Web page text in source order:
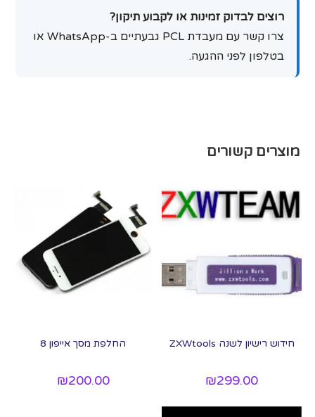
רוצים לבדוק זמינות או לקבוע תיקון?
צרו קשר עם מעבדת PCL גבעתיים ב-WhatsApp או
בטלפון לפני ההגעה.
מוצרים קשורים
חידוש רישיון לשנה ZXWtools
₪299.00
החלפת מסך אייפון 8
₪200.00